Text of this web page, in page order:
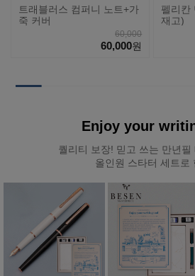
트래블러스 컴퍼니 노트+가
죽 커버
60,000
60,000원
펠리칸
재고)
Enjoy your
퀄리티 보장! 믿고 쓰는 만년필
올인원 스타터 세트로